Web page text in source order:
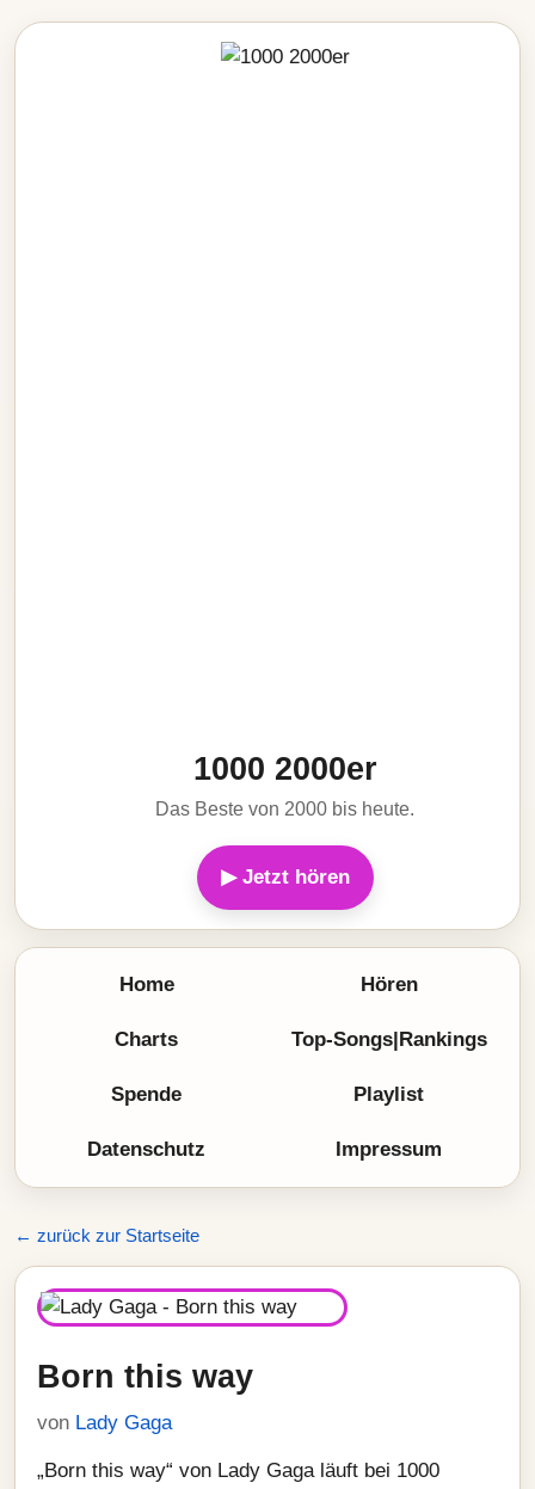
1000 2000er
Das Beste von 2000 bis heute.
▶ Jetzt hören
Home Hören
Charts Top-Songs|Rankings
Spende Playlist
Datenschutz Impressum
← zurück zur Startseite
Born this way
von Lady Gaga
„Born this way“ von Lady Gaga läuft bei 1000